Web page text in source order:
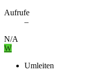
Aufrufe
–
N/A
W
Umleiten